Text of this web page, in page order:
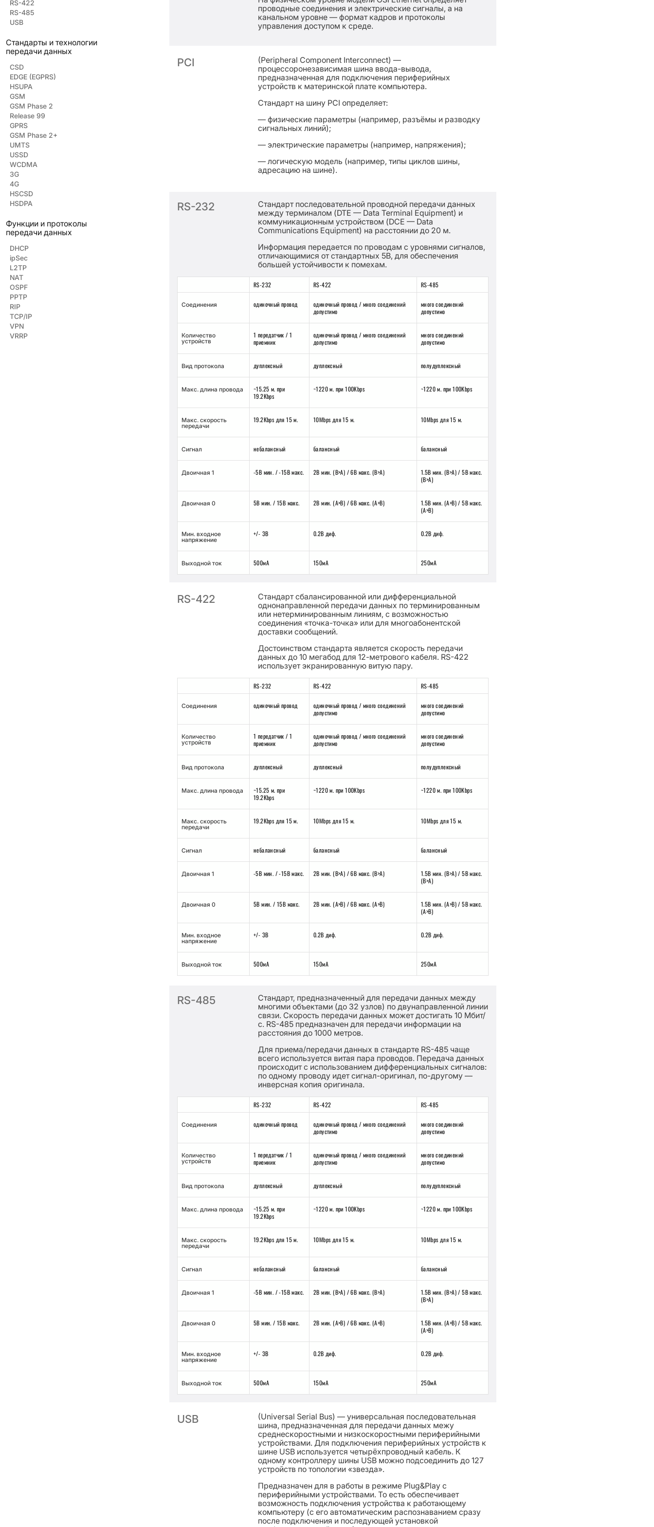
RS-422
RS-485
USB
Стандарты и технологии
передачи данных
CSD
EDGE (EGPRS)
HSUPA
GSM
GSM Phase 2
Release 99
GPRS
GSM Phase 2+
UMTS
USSD
WCDMA
3G
4G
HSCSD
HSDPA
Функции и протоколы
передачи данных
DHCP
ipSec
L2TP
NAT
OSPF
PPTP
RIP
TCP/IP
VPN
VRRP
проводные соединения и электрические сигналы, а на
канальном уровне — формат кадров и протоколы
управления доступом к среде.
PCI
(Peripheral Component Interconnect) —
процессоронезависимая шина ввода-вывода,
предназначенная для подключения периферийных
устройств к материнской плате компьютера.
Стандарт на шину PCI определяет:
— физические параметры (например, разъёмы и разводку
сигнальных линий);
— электрические параметры (например, напряжения);
— логическую модель (например, типы циклов шины,
адресацию на шине).
RS-232
Стандарт последовательной проводной передачи данных
между терминалом (DTE — Data Terminal Equipment) и
коммуникационным устройством (DCE — Data
Communications Equipment) на расстоянии до 20 м.
Информация передается по проводам с уровнями сигналов,
отличающимися от стандартных 5В, для обеспечения
большей устойчивости к помехам.
RS-232 RS-422 RS-485
Соединения одиночный провод
одиночный провод / много соединений
допустимо
много соединений
допустимо
Количество
устройств
1 передатчик / 1
приемник
одиночный провод / много соединений
допустимо
много соединений
допустимо
Вид протокола дуплексный дуплексный полудуплексный
Макс. длина провода
~15.25 м. при
19.2Kbps
~1220 м. при 100Kbps ~1220 м. при 100Kbps
Макс. скорость
передачи
19.2Kbps для 15 м. 10Mbps для 15 м. 10Mbps для 15 м.
Сигнал небалансный балансный балансный
Двоичная 1 -5В мин. / -15В макс. 2В мин. (B>A) / 6В макс. (B>A)
1.5В мин. (B>A) / 5В макс.
(B>A)
Двоичная 0 5В мин. / 15В макс. 2В мин. (A>B) / 6В макс. (A>B)
1.5В мин. (A>B) / 5В макс.
(A>B)
Мин. входное
напряжение
+/- 3В 0.2В диф. 0.2В диф.
Выходной ток 500мА 150мА 250мА
RS-422
Стандарт сбалансированной или дифференциальной
однонаправленной передачи данных по терминированным
или нетерминированным линиям, с возможностью
соединения «точка-точка» или для многоабонентской
доставки сообщений.
Достоинством стандарта является скорость передачи
данных до 10 мегабод для 12-метрового кабеля. RS-422
использует экранированную витую пару.
RS-232 RS-422 RS-485
Соединения одиночный провод
одиночный провод / много соединений
допустимо
много соединений
допустимо
Количество
устройств
1 передатчик / 1
приемник
одиночный провод / много соединений
допустимо
много соединений
допустимо
Вид протокола дуплексный дуплексный полудуплексный
Макс. длина провода
~15.25 м. при
19.2Kbps
~1220 м. при 100Kbps ~1220 м. при 100Kbps
Макс. скорость
передачи
19.2Kbps для 15 м. 10Mbps для 15 м. 10Mbps для 15 м.
Сигнал небалансный балансный балансный
Двоичная 1 -5В мин. / -15В макс. 2В мин. (B>A) / 6В макс. (B>A)
1.5В мин. (B>A) / 5В макс.
(B>A)
Двоичная 0 5В мин. / 15В макс. 2В мин. (A>B) / 6В макс. (A>B)
1.5В мин. (A>B) / 5В макс.
(A>B)
Мин. входное
напряжение
+/- 3В 0.2В диф. 0.2В диф.
Выходной ток 500мА 150мА 250мА
RS-485
Стандарт, предназначенный для передачи данных между
многими объектами (до 32 узлов) по двунаправленной линии
связи. Скорость передачи данных может достигать 10 Мбит/
с. RS-485 предназначен для передачи информации на
расстояния до 1000 метров.
Для приема/передачи данных в стандарте RS-485 чаще
всего используется витая пара проводов. Передача данных
происходит с использованием дифференциальных сигналов:
по одному проводу идет сигнал-оригинал, по-другому —
инверсная копия оригинала.
RS-232 RS-422 RS-485
Соединения одиночный провод
одиночный провод / много соединений
допустимо
много соединений
допустимо
Количество
устройств
1 передатчик / 1
приемник
одиночный провод / много соединений
допустимо
много соединений
допустимо
Вид протокола дуплексный дуплексный полудуплексный
Макс. длина провода
~15.25 м. при
19.2Kbps
~1220 м. при 100Kbps ~1220 м. при 100Kbps
Макс. скорость
передачи
19.2Kbps для 15 м. 10Mbps для 15 м. 10Mbps для 15 м.
Сигнал небалансный балансный балансный
Двоичная 1 -5В мин. / -15В макс. 2В мин. (B>A) / 6В макс. (B>A)
1.5В мин. (B>A) / 5В макс.
(B>A)
Двоичная 0 5В мин. / 15В макс. 2В мин. (A>B) / 6В макс. (A>B)
1.5В мин. (A>B) / 5В макс.
(A>B)
Мин. входное
напряжение
+/- 3В 0.2В диф. 0.2В диф.
Выходной ток 500мА 150мА 250мА
USB
(Universal Serial Bus) — универсальная последовательная
шина, предназначенная для передачи данных межу
среднескоростными и низкоскоростными периферийными
устройствами. Для подключения периферийных устройств к
шине USB используется четырёхпроводный кабель. К
одному контроллеру шины USB можно подсоединить до 127
устройств по топологии «звезда».
Предназначен для в работы в режиме Plug&Play с
периферийными устройствами. То есть обеспечивает
возможность подключения устройства к работающему
компьютеру (с его автоматическим распознаванием сразу
после подключения и последующей установкой